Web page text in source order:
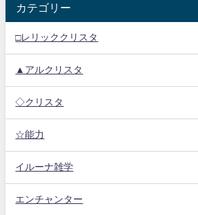
カテゴリー
□レリッククリスタ
▲アルクリスタ
◇クリスタ
☆能力
イルーナ雑学
エンチャンター